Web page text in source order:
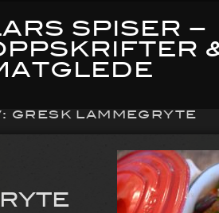
SPISER –
GRESK LAMMEGRYTE